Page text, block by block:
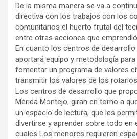
De la misma manera se va a
directiva con los trabajos con los
comunitarios el huerto frutal del
entre otras acciones que
En cuanto los centros de
aportará equipo y metodología
fomentar un programa de valores
transmitir los valores de los
Los centros de desarrollo que
Mérida Montejo, giran en torno a
un espacio de lectura, que les
divertirse y aprender sobre todo
cuales Los menores requieren